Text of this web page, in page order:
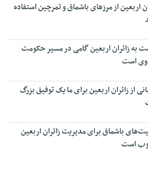
اربعین از مرزهای باشماق و تمرچین استفاده
به زائران اربعین گامی در مسیر حکومت
است
از زائران اربعین برای ما یک توفیق بزرگ
باشماق برای مدیریت زائران اربعین
است